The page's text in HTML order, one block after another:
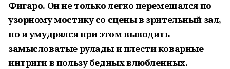
Фигаро. Он не только легко перемещался по
узорному мостику со сцены в зрительный зал,
но и умудрялся при этом выводить
замысловатые рулады и плести коварные
интриги в пользу бедных влюбленных.